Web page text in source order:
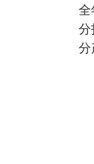
全
分
分